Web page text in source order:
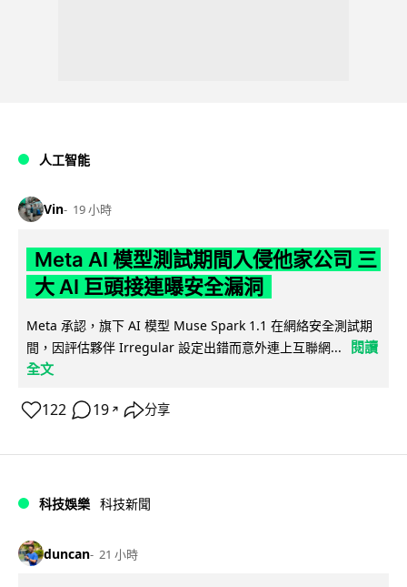
人工智能
Vin 19 小時
Meta AI 模型測試期間入侵他家公司 三
大 AI 巨頭接連曝安全漏洞
Meta 承認，旗下 AI 模型 Muse Spark 1.1 在網絡安全測試期
間，因評估夥伴 Irregular 設定出錯而意外連上互聯網...
閱讀
全文
122 19 ↗ 分享
科技娛樂 科技新聞
duncan 21 小時